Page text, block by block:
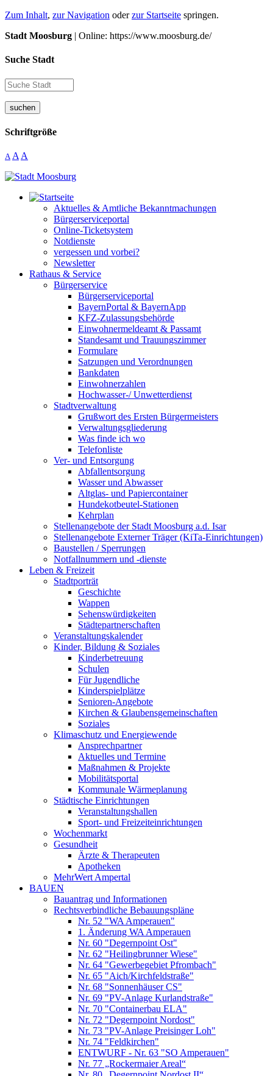
Zum Inhalt, zur Navigation oderzur Startseite springen.
Stadt Moosburg | Online: https://www.moosburg.de/
Suche Stadt
suchen
Schriftgröße
A A A
Aktuelles & Amtliche Bekanntmachungen
Bürgerserviceportal
Online-Ticketsystem
Notdienste
vergessen und vorbei?
Newsletter
Rathaus & Service
Bürgerservice
Bürgerserviceportal
BayernPortal & BayernApp
KFZ-Zulassungsbehörde
Einwohnermeldeamt & Passamt
Standesamt und Trauungszimmer
Formulare
Satzungen und Verordnungen
Bankdaten
Einwohnerzahlen
Hochwasser-/ Unwetterdienst
Stadtverwaltung
Grußwort des Ersten Bürgermeisters
Verwaltungsgliederung
Was finde ich wo
Telefonliste
Ver- und Entsorgung
Abfallentsorgung
Wasser und Abwasser
Altglas- und Papiercontainer
Hundekotbeutel-Stationen
Kehrplan
Stellenangebote der Stadt Moosburg a.d. Isar
Stellenangebote Externer Träger (KiTa-Einrichtungen)
Baustellen / Sperrungen
Notfallnummern und -dienste
Leben & Freizeit
Stadtporträt
Geschichte
Wappen
Sehenswürdigkeiten
Städtepartnerschaften
Veranstaltungskalender
Kinder, Bildung & Soziales
Kinderbetreuung
Schulen
Für Jugendliche
Kinderspielplätze
Senioren-Angebote
Kirchen & Glaubensgemeinschaften
Soziales
Klimaschutz und Energiewende
Ansprechpartner
Aktuelles und Termine
Maßnahmen & Projekte
Mobilitätsportal
Kommunale Wärmeplanung
Städtische Einrichtungen
Veranstaltungshallen
Sport- und Freizeiteinrichtungen
Wochenmarkt
Gesundheit
Ärzte & Therapeuten
Apotheken
MehrWert Ampertal
BAUEN
Bauantrag und Informationen
Rechtsverbindliche Bebauungspläne
Nr. 52 "WA Amperauen"
1. Änderung WA Amperauen
Nr. 60 "Degernpoint Ost"
Nr. 62 "Heilingbrunner Wiese"
Nr. 64 "Gewerbegebiet Pfrombach"
Nr. 65 "Aich/Kirchfeldstraße"
Nr. 68 "Sonnenhäuser CS"
Nr. 69 "PV-Anlage Kurlandstraße"
Nr. 70 "Containerbau ELA"
Nr. 72 "Degernpoint Nordost"
Nr. 73 "PV-Anlage Preisinger Loh"
Nr. 74 "Feldkirchen"
ENTWURF - Nr. 63 "SO Amperauen"
Nr. 77 „Rockermaier Areal“